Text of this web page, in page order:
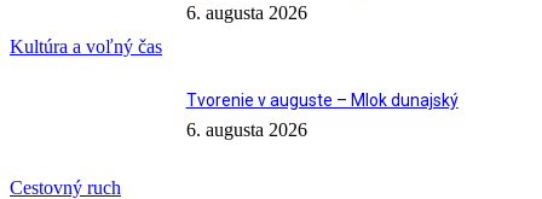
Kultúra a voľný čas
6. augusta 2026
Cestovný ruch
Tvorenie v auguste – Mlok dunajský
6. augusta 2026